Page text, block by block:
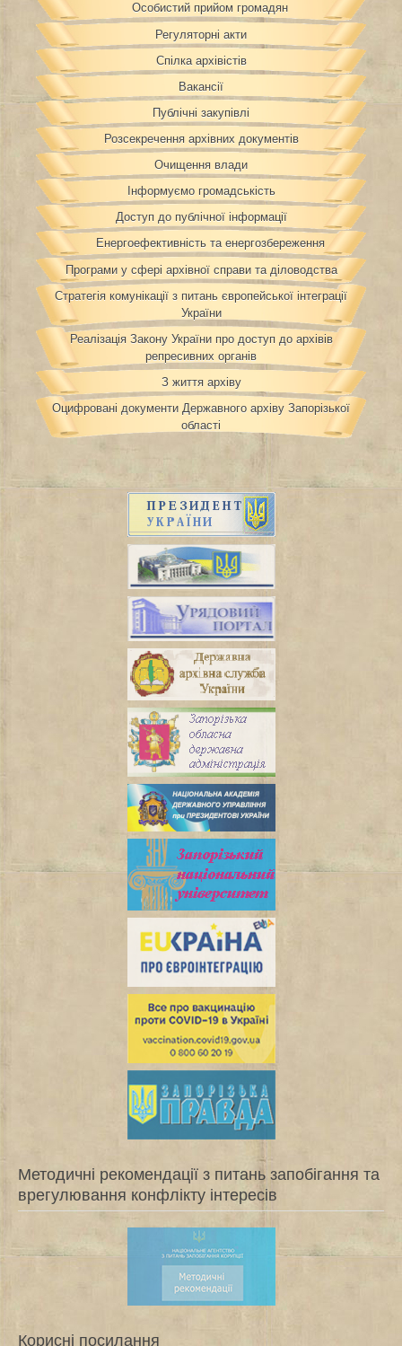
Особистий прийом громадян
Регуляторні акти
Спілка архівістів
Вакансії
Публічні закупівлі
Розсекречення архівних документів
Очищення влади
Інформуємо громадськість
Доступ до публічної інформації
Енергоефективність та енергозбереження
Програми у сфері архівної справи та діловодства
Стратегія комунікації з питань європейської інтеграції
України
Реалізація Закону України про доступ до архівів
репресивних органів
З життя архіву
Оцифровані документи Державного архіву Запорізької
області
Методичні рекомендації з питань запобігання та
врегулювання конфлікту інтересів
Корисні посилання